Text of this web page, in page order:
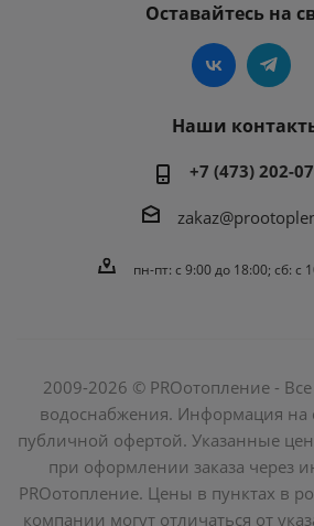
Оставайтесь на
Наши
+7 (473) 202-
пн-пт: c 9:00 до 18:00; сб: с
2009-2026 © PROотопление -
водоснабжения. Информация на
публичной офертой. Указанные
при оформлении заказа через
PROотопление. Цены в пунктах в
компании могут отличаться от